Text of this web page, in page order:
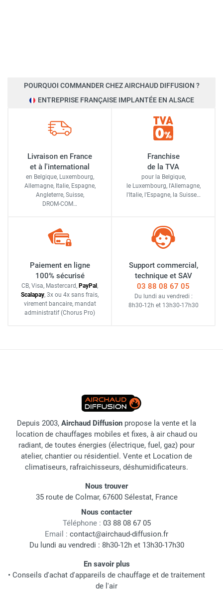
POURQUOI COMMANDER CHEZ AIRCHAUD DIFFUSION ?
ENTREPRISE FRANÇAISE IMPLANTÉE EN ALSACE
Livraison en France
et à l'international
en Belgique, Luxembourg,
Allemagne, Italie, Espagne,
Angleterre, Suisse,
DROM-COM…
Franchise
de la TVA
pour la Belgique,
le Luxembourg, l'Allemagne,
l'Italie, l'Espagne, la Suisse…
Paiement en ligne
100% sécurisé
CB, Visa, Mastercard, PayPal ,
Scalapay, 3x ou 4x sans frais,
virement bancaire, mandat
administratif (Chorus Pro)
Support commercial,
technique et SAV
03 88 08 67 05
Du lundi au vendredi :
8h30-12h et 13h30-17h30
Depuis 2003, Airchaud Diffusion propose la vente et la
location de chauffages mobiles et fixes, à air chaud ou
radiant, de toutes énergies (électrique, fuel, gaz) pour
atelier, chantier ou résidentiel. Vente et Location de
climatiseurs, rafraichisseurs, déshumidificateurs.
Nous trouver
35 route de Colmar, 67600 Sélestat, France
Nous contacter
Téléphone : 03 88 08 67 05
Email : contact@airchaud-diffusion.fr
Du lundi au vendredi : 8h30-12h et 13h30-17h30
En savoir plus
• Conseils d'achat d'appareils de chauffage et de traitement
de l'air